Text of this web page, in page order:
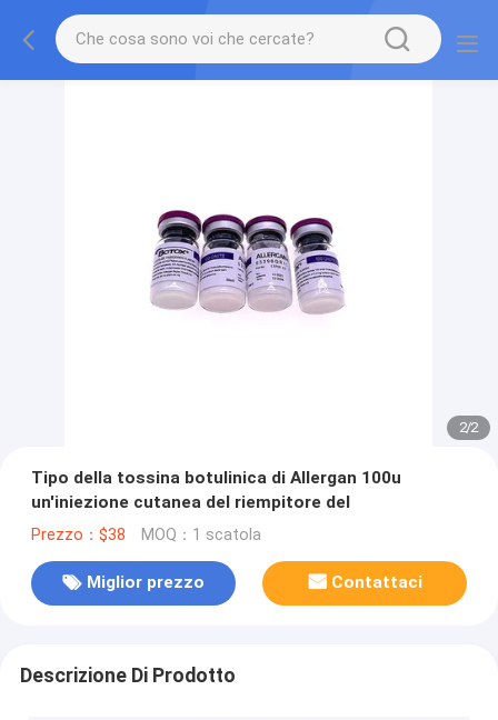
2/2
Tipo della tossina botulinica di Allergan 100u
un'iniezione cutanea del riempitore del
Prezzo：$38 MOQ：1 scatola
Miglior prezzo Contattaci
Descrizione Di Prodotto